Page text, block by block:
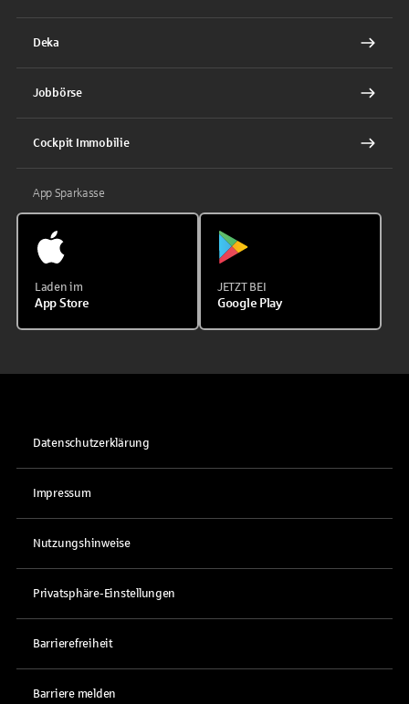
Deka
Jobbörse
Cockpit Immobilie
App Sparkasse
Laden im
App Store
JETZT BEI
Google Play
Datenschutzerklärung
Impressum
Nutzungshinweise
Privatsphäre-Einstellungen
Barrierefreiheit
Barriere melden